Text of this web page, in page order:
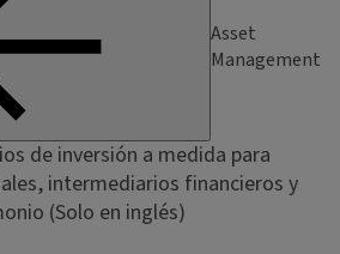
Asset
Management
de inversión a medida para
intermediarios financieros y
(Solo en inglés)